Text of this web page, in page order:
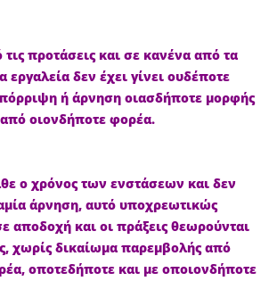
προτάσεις και σε κανένα από τα
εργαλεία δεν έχει γίνει ουδέποτε
ή άρνηση οιασδήποτε μορφής
από οιονδήποτε φορέα.
ο χρόνος των ενστάσεων και δεν
άρνηση, αυτό υποχρεωτικώς
αποδοχή και οι πράξεις θεωρούνται
χωρίς δικαίωμα παρεμβολής από
οποτεδήποτε και με οποιονδήποτε